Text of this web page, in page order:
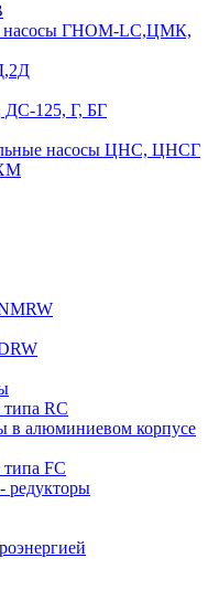
насосы ГНОМ-LC,ЦМК,
125, Г, БГ
насосы ЦНС, ЦНСГ
RC
в алюминиевом корпусе
FC
редукторы